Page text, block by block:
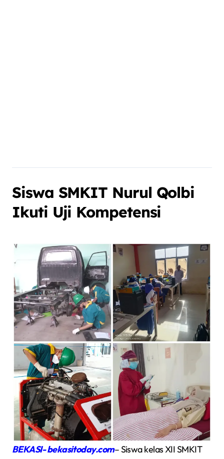
Siswa SMKIT Nurul Qolbi
Ikuti Uji Kompetensi
BEKASI- bekasitoday.com– Siswa kelas XII SMKIT